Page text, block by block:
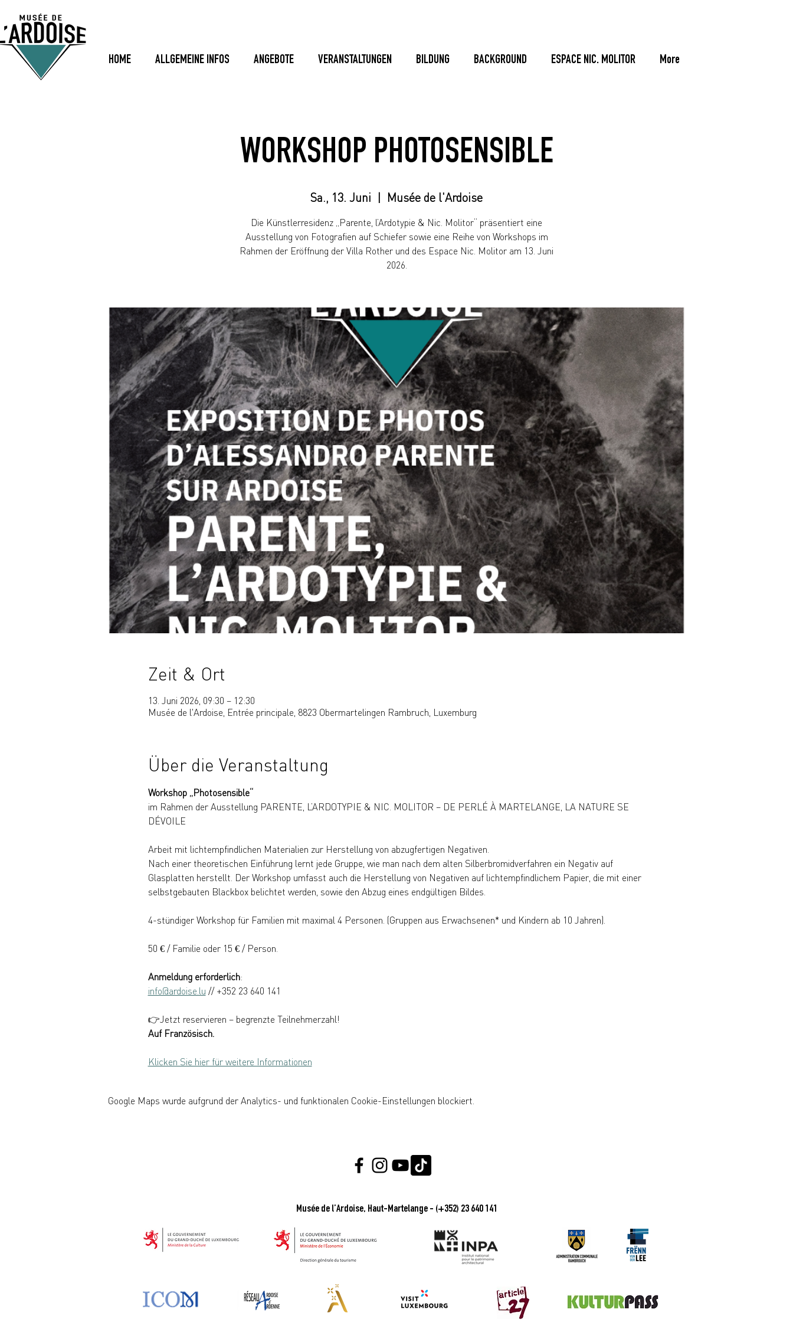
HOME ALLGEMEINE INFOS ANGEBOTE VERANSTALTUNGEN BILDUNG BACKGROUND ESPACE NIC. MOLITOR More
WORKSHOP PHOTOSENSIBLE
Sa., 13. Juni
  |
Musée de l'Ardoise
Die Künstlerresidenz „Parente, l’Ardotypie & Nic. Molitor“ präsentiert eine
Ausstellung von Fotografien auf Schiefer sowie eine Reihe von Workshops im
Rahmen der Eröffnung der Villa Rother und des Espace Nic. Molitor am 13. Juni
2026.
Zeit & Ort
13. Juni 2026, 09:30 – 12:30
Musée de l'Ardoise, Entrée principale, 8823 Obermartelingen Rambruch, Luxemburg
Über die Veranstaltung
Workshop „Photosensible“
im Rahmen der Ausstellung PARENTE, L’ARDOTYPIE & NIC. MOLITOR – DE PERLÉ À MARTELANGE, LA NATURE SE
DÉVOILE
Arbeit mit lichtempfindlichen Materialien zur Herstellung von abzugfertigen Negativen.
Nach einer theoretischen Einführung lernt jede Gruppe, wie man nach dem alten Silberbromidverfahren ein Negativ auf
Glasplatten herstellt. Der Workshop umfasst auch die Herstellung von Negativen auf lichtempfindlichem Papier, die mit einer
selbstgebauten Blackbox belichtet werden, sowie den Abzug eines endgültigen Bildes.
4-stündiger Workshop für Familien mit maximal 4 Personen. (Gruppen aus Erwachsenen* und Kindern ab 10 Jahren).
50 € / Familie oder 15 € / Person.
Anmeldung erforderlich:
info@ardoise.lu // +352 23 640 141
👉Jetzt reservieren – begrenzte Teilnehmerzahl!
Auf Französisch.
Klicken Sie hier für weitere Informationen
Google Maps wurde aufgrund der Analytics- und funktionalen Cookie-Einstellungen blockiert.
Musée de l’Ardoise, Haut-Martelange - (+352) 23 640 141